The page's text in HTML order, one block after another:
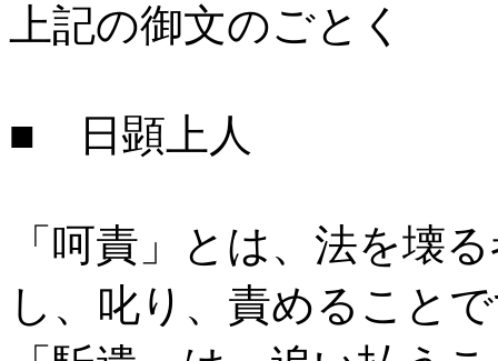
上記の御文のごとく
■ 日顕上人
「呵責」とは、法を壊
し、叱り、責めること